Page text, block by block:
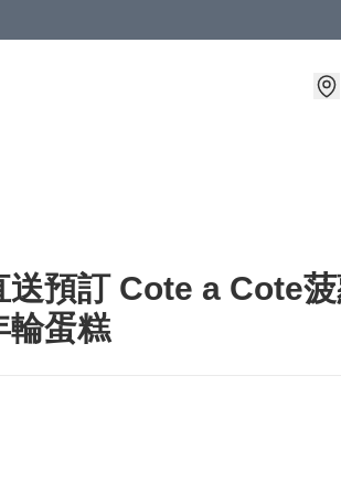
送預訂 Cote a Cote
輪蛋糕